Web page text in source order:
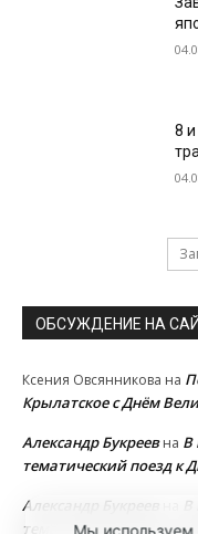
8
ОБСУЖДЕНИЕ НА
Ксения Овсянникова на
Крылатское с Днём
Александр Букреевна В
тематический поезд к
Александр Букреев
тематический поезд к
Мы